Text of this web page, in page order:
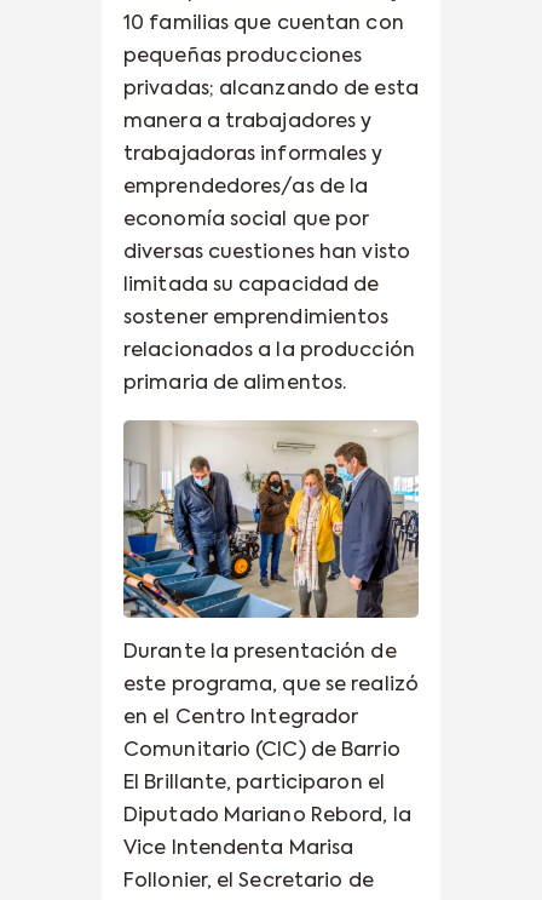
10 familias que cuentan con
pequeñas producciones
privadas; alcanzando de esta
manera a trabajadores y
trabajadoras informales y
emprendedores/as de la
economía social que por
diversas cuestiones han visto
limitada su capacidad de
sostener emprendimientos
relacionados a la producción
primaria de alimentos.
Durante la presentación de
este programa, que se realizó
en el Centro Integrador
Comunitario (CIC) de Barrio
El Brillante, participaron el
Diputado Mariano Rebord, la
Vice Intendenta Marisa
Follonier, el Secretario de